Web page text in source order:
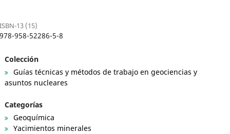
ISBN-13 (15)
978-958-52286-5-8
Colección
Guías técnicas y métodos de trabajo en geociencias y
asuntos nucleares
Categorías
Geoquímica
Yacimientos minerales